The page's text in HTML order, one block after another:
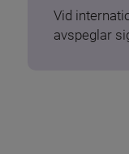
Vid
avspeglar